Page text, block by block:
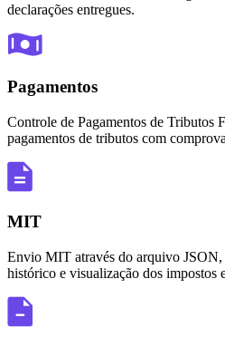
declarações entregues.
Pagamentos
Controle de Pagamentos de Tributos
pagamentos de tributos com
MIT
Envio MIT através do arquivo
histórico e visualização dos impostos